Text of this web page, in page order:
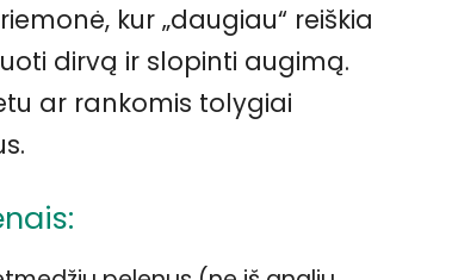
kur „daugiau“ reiškia
dirvą ir slopinti augimą.
ar rankomis tolygiai